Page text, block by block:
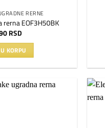
RERNE
rerna EOF3H50BK
RSD
KORPU